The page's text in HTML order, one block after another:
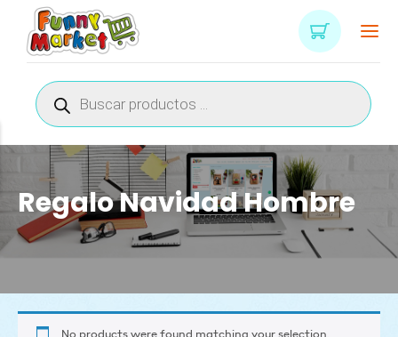
Búsqueda
de
productos
Regalo Navidad Hombre
No products were found matching your selection.